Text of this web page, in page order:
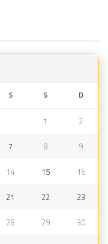
S S D
1 2
7 8 9
14 15 16
21 22 23
28 29 30